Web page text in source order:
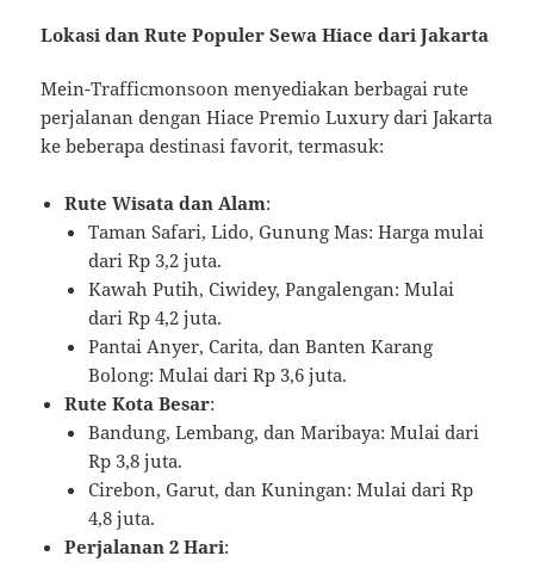
Lokasi dan Rute Populer Sewa Hiace dari Jakarta
Mein-Trafficmonsoon menyediakan berbagai rute
perjalanan dengan Hiace Premio Luxury dari Jakarta
ke beberapa destinasi favorit, termasuk:
Rute Wisata dan Alam:
Taman Safari, Lido, Gunung Mas: Harga mulai
dari Rp 3,2 juta.
Kawah Putih, Ciwidey, Pangalengan: Mulai
dari Rp 4,2 juta.
Pantai Anyer, Carita, dan Banten Karang
Bolong: Mulai dari Rp 3,6 juta.
Rute Kota Besar:
Bandung, Lembang, dan Maribaya: Mulai dari
Rp 3,8 juta.
Cirebon, Garut, dan Kuningan: Mulai dari Rp
4,8 juta.
Perjalanan 2 Hari: